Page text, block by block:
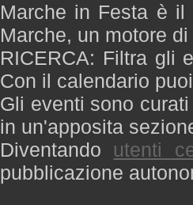
Marche in Festa è
Marche, un motore
RICERCA: Filtra gli
Con il calendario
Gli eventi sono
in un'apposita
Diventando utenti
pubblicazione